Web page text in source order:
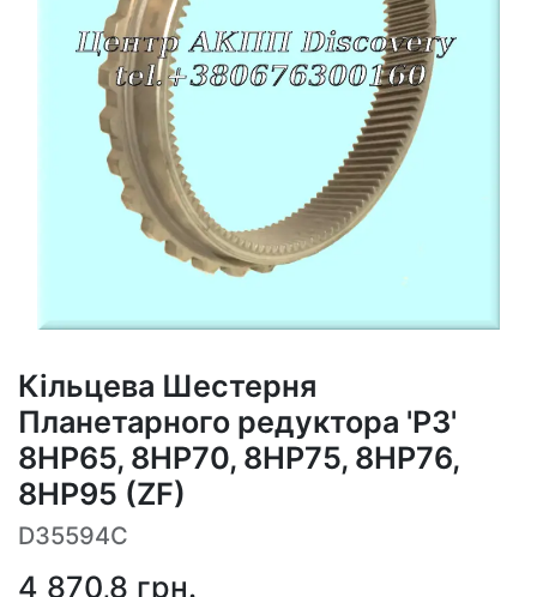
Кільцева Шестерня
Планетарного редуктора 'P3'
8HP65, 8HP70, 8HP75, 8HP76,
8HP95 (ZF)
D35594C
4 870,8 грн.